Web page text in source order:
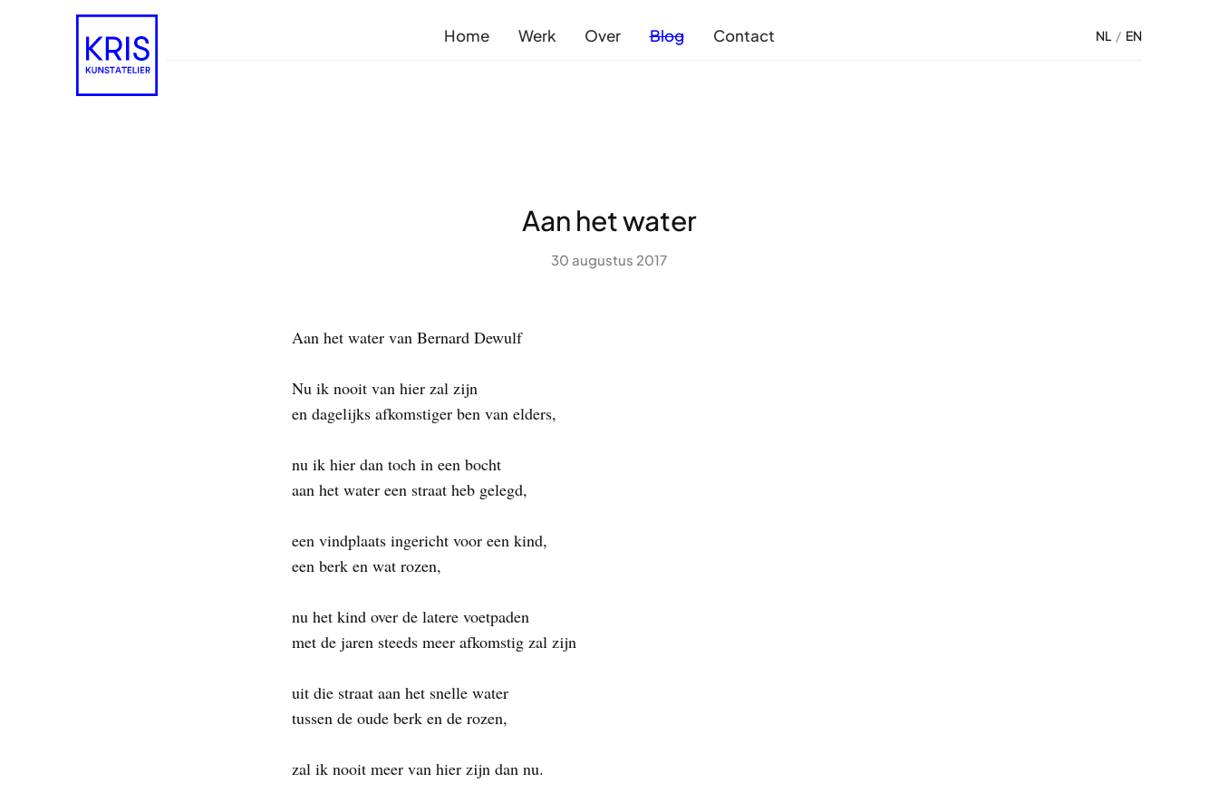
Nederlands
Home Werk Over Blog Contact NL EN
Aan het water
30 augustus 2017
Aan het water van Bernard Dewulf
Nu ik nooit van hier zal zijn
en dagelijks afkomstiger ben van elders,
nu ik hier dan toch in een bocht
aan het water een straat heb gelegd,
een vindplaats ingericht voor een kind,
een berk en wat rozen,
nu het kind over de latere voetpaden
met de jaren steeds meer afkomstig zal zijn
uit die straat aan het snelle water
tussen de oude berk en de rozen,
zal ik nooit meer van hier zijn dan nu.